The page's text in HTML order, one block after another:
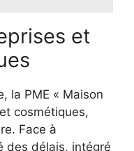
et
la PME « Maison
cosmétiques,
Face à
des délais, intégré